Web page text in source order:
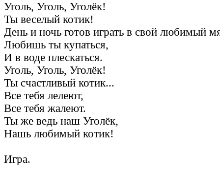
Уголь, Уголь, Уголёк!
Ты веселый котик!
День и ночь готов играть в свой любимый
Любишь ты купаться,
И в воде плескаться.
Уголь, Уголь, Уголёк!
Ты счастливый котик...
Все тебя лелеют,
Все тебя жалеют.
Ты же ведь наш Уголёк,
Нашь любимый котик!
Игра.